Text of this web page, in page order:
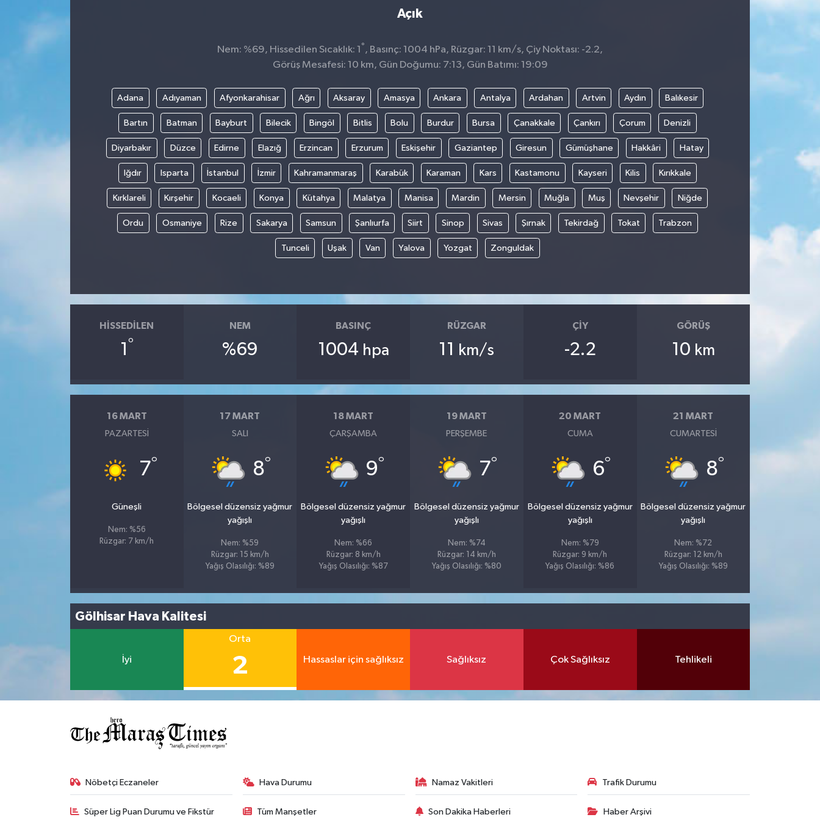
Açık
Nem: %69, Hissedilen Sıcaklık: 1 ° , Basınç: 1004 hPa, Rüzgar: 11 km/s, Çiy Noktası: -2.2,
Görüş Mesafesi: 10 km, Gün Doğumu: 7:13, Gün Batımı: 19:09
Adana Adıyaman Afyonkarahisar Ağrı Aksaray Amasya Ankara Antalya Ardahan Artvin Aydın Balıkesir
Bartın Batman Bayburt Bilecik Bingöl Bitlis Bolu Burdur Bursa Çanakkale Çankırı Çorum Denizli
Diyarbakır Düzce Edirne Elazığ Erzincan Erzurum Eskişehir Gaziantep Giresun Gümüşhane Hakkâri Hatay
Iğdır Isparta İstanbul İzmir Kahramanmaraş Karabük Karaman Kars Kastamonu Kayseri Kilis Kırıkkale
Kırklareli Kırşehir Kocaeli Konya Kütahya Malatya Manisa Mardin Mersin Muğla Muş Nevşehir Niğde
Ordu Osmaniye Rize Sakarya Samsun Şanlıurfa Siirt Sinop Sivas Şırnak Tekirdağ Tokat Trabzon
Tunceli Uşak Van Yalova Yozgat Zonguldak
HISSEDILEN
1°
NEM
%69
BASINÇ
1004 hpa
RÜZGAR
11 km/s
ÇIY
-2.2
GÖRÜŞ
10 km
16 MART
PAZARTESI
7°
Güneşli
Nem: %56
Rüzgar: 7 km/h
17 MART
SALI
8°
Bölgesel düzensiz yağmur
yağışlı
Nem: %59
Rüzgar: 15 km/h
Yağış Olasılığı: %89
18 MART
ÇARŞAMBA
9°
Bölgesel düzensiz yağmur
yağışlı
Nem: %66
Rüzgar: 8 km/h
Yağış Olasılığı: %87
19 MART
PERŞEMBE
7°
Bölgesel düzensiz yağmur
yağışlı
Nem: %74
Rüzgar: 14 km/h
Yağış Olasılığı: %80
20 MART
CUMA
6°
Bölgesel düzensiz yağmur
yağışlı
Nem: %79
Rüzgar: 9 km/h
Yağış Olasılığı: %86
21 MART
CUMARTESI
8°
Bölgesel düzensiz yağmur
yağışlı
Nem: %72
Rüzgar: 12 km/h
Yağış Olasılığı: %89
Gölhisar Hava Kalitesi
İyi
Orta
2 Hassaslar için sağlıksız Sağlıksız Çok Sağlıksız Tehlikeli
Nöbetçi Eczaneler Hava Durumu Namaz Vakitleri Trafik Durumu
Süper Lig Puan Durumu ve Fikstür Tüm Manşetler Son Dakika Haberleri Haber Arşivi
SİYASET